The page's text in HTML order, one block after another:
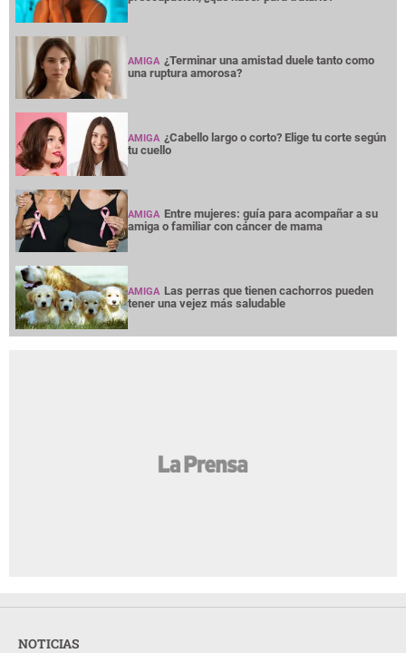
AMIGA ¿Terminar una amistad duele tanto como
una ruptura amorosa?
AMIGA ¿Cabello largo o corto? Elige tu corte según
tu cuello
AMIGA Entre mujeres: guía para acompañar a su
amiga o familiar con cáncer de mama
AMIGA Las perras que tienen cachorros pueden
tener una vejez más saludable
NOTICIAS